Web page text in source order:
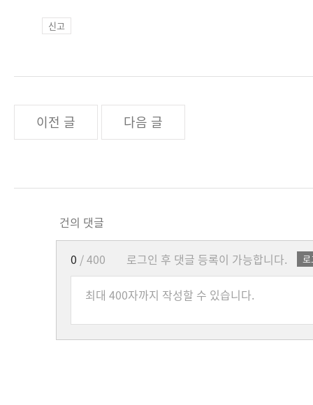
신고
이전 글 다음 글
건의 댓글
로그인 후 댓글 등록이 가능합니다.
0 / 400